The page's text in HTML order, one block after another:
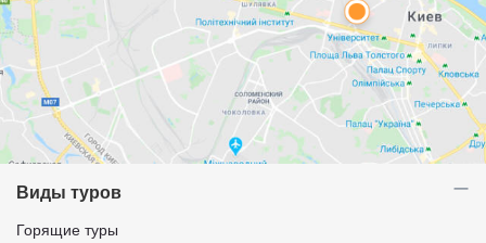
Виды туров
Горящие туры